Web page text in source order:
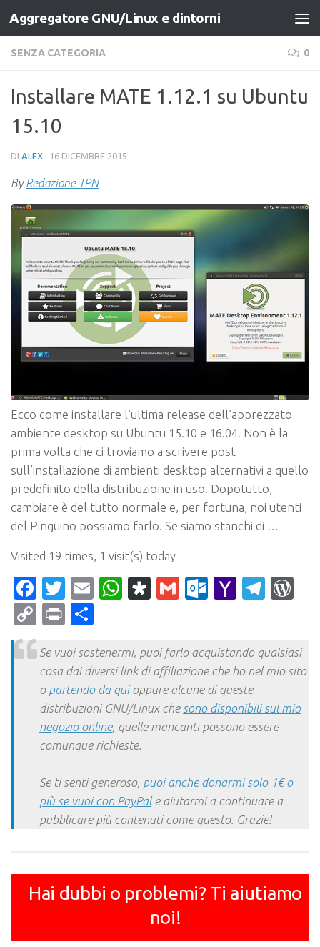
Salta al contenuto
Aggregatore GNU/Linux e dintorni
SENZA CATEGORIA 0
Installare MATE 1.12.1 su Ubuntu
15.10
DI ALEX · 16 DICEMBRE 2015
ByRedazione TPN
Ecco come installare l’ultima release dell’apprezzato
ambiente desktop su Ubuntu 15.10 e 16.04. Non è la
prima volta che ci troviamo a scrivere post
sull’installazione di ambienti desktop alternativi a quello
predefinito della distribuzione in uso. Dopotutto,
cambiare è del tutto normale e, per fortuna, noi utenti
del Pinguino possiamo farlo. Se siamo stanchi di …
Visited 19 times, 1 visit(s) today
Facebook
Twitter
EmailWhatsApp
Diaspora
Gmail Yahoo
CopyPrint
Se vuoi sostenermi, puoi farlo acquistando qualsiasi
cosa dai diversi link di affiliazione che ho nel mio sito
o partendo da quioppure alcune di queste
distribuzioni GNU/Linux che sono disponibili sul mio
negozio online, quelle mancanti possono essere
comunque richieste.
Se ti senti generoso, puoi anche donarmi solo 1€ o
più se vuoi con PayPale aiutarmi a continuare a
pubblicare più contenuti come questo. Grazie!
Hai dubbi o problemi? Ti aiutiamo
noi!